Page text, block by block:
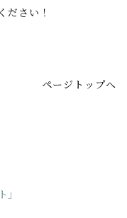
ださい！
ページトップへ
」